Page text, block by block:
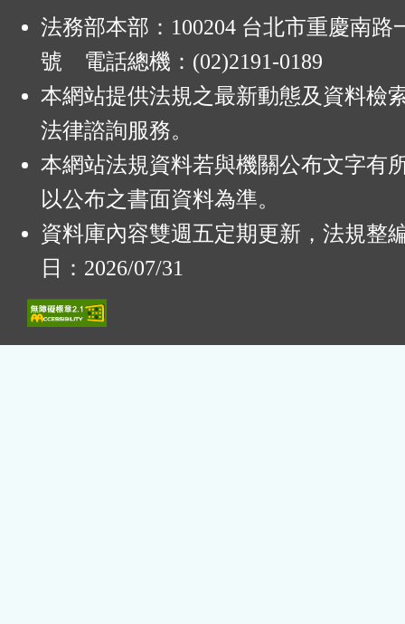
法務部本部：100204 台北市重慶南路
號 電話總機：(02)2191-0189
本網站提供法規之最新動態及資料檢
法律諮詢服務。
本網站法規資料若與機關公布文字有
以公布之書面資料為準。
資料庫內容雙週五定期更新，法規整
日：2026/07/31